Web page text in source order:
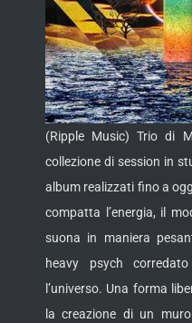
(Ripple Music) Trio di
collezione di session in
album realizzati fino a
compatta l’energia, il
suona in maniera
heavy psych
l’universo. Una forma
la creazione di un